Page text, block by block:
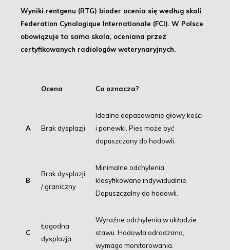
Wyniki rentgenu (RTG) bioder ocenia się według skali
Federation Cynologique Internationale (FCI). W Polsce
obowiązuje ta sama skala, oceniana przez
certyfikowanych radiologów weterynaryjnych.
Ocena Co oznacza?
A Brak dysplazji
Idealne dopasowanie głowy kości
i panewki. Pies może być
dopuszczony do hodowli.
B
Brak dysplazji
/ graniczny
Minimalne odchylenia,
klasyfikowane indywidualnie.
Dopuszczalny do hodowli.
C
Łagodna
dysplazja
Wyraźne odchylenia w układzie
stawu. Hodowla odradzana,
wymaga monitorowania.